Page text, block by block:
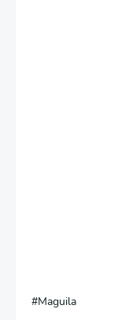
Maguila